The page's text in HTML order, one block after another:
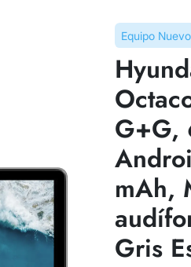
Equipo Nuevo
G+G,
mAh,
Gris